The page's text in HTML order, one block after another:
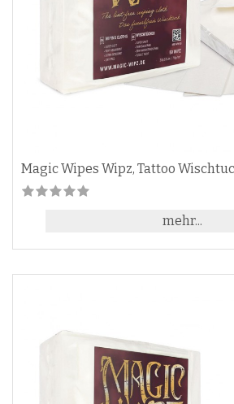
Magic Wipes Wipz, Tattoo
mehr...